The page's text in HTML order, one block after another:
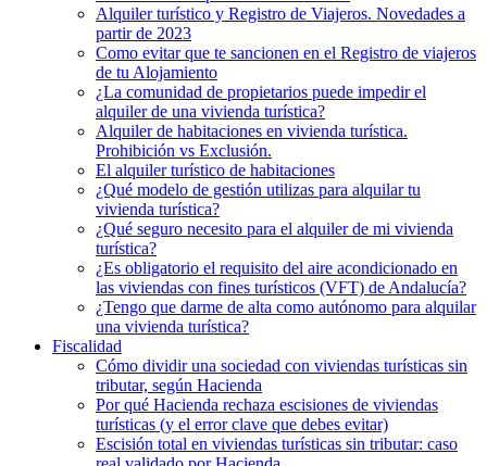
Alquiler turístico y Registro de Viajeros. Novedades a
partir de 2023
Como evitar que te sancionen en el Registro de viajeros
de tu Alojamiento
¿La comunidad de propietarios puede impedir el
alquiler de una vivienda turística?
Alquiler de habitaciones en vivienda turística.
Prohibición vs Exclusión.
El alquiler turístico de habitaciones
¿Qué modelo de gestión utilizas para alquilar tu
vivienda turística?
¿Qué seguro necesito para el alquiler de mi vivienda
turística?
¿Es obligatorio el requisito del aire acondicionado en
las viviendas con fines turísticos (VFT) de Andalucía?
¿Tengo que darme de alta como autónomo para alquilar
una vivienda turística?
Fiscalidad
Cómo dividir una sociedad con viviendas turísticas sin
tributar, según Hacienda
Por qué Hacienda rechaza escisiones de viviendas
turísticas (y el error clave que debes evitar)
Escisión total en viviendas turísticas sin tributar: caso